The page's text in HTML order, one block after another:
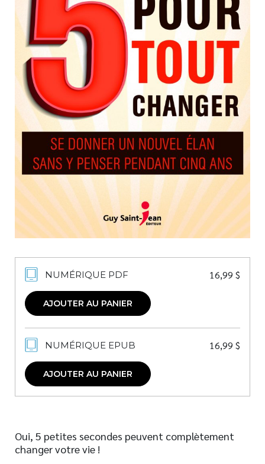
Nouveautés
Numérique
Livres audio
Meilleurs vendeurs
Page vedette
AUTEURS
À PROPOS
CONTACT
NUMÉRIQUE PDF 16,99 $
AJOUTER AU PANIER
NUMÉRIQUE EPUB 16,99 $
AJOUTER AU PANIER
Oui, 5 petites secondes peuvent complètement
changer votre vie !